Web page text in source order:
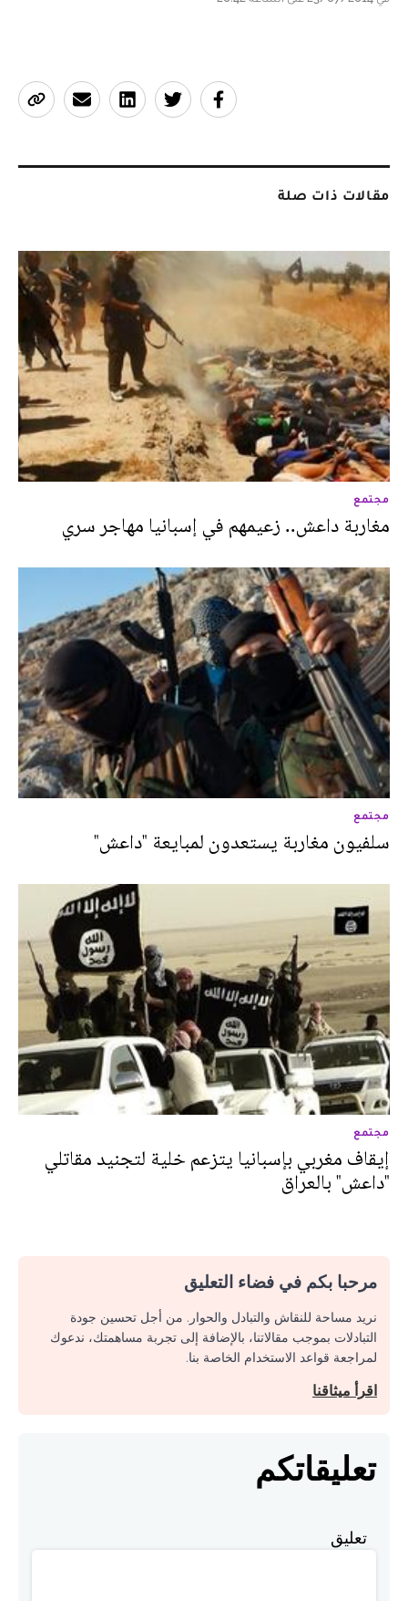
مقالات ذات صلة
مجتمع
مغاربة داعش.. زعيمهم في إسبانيا مهاجر سري
مجتمع
سلفيون مغاربة يستعدون لمبايعة "داعش"
مجتمع
إيقاف مغربي بإسبانيا يتزعم خلية لتجنيد مقاتلي
"داعش" بالعراق
مرحبا بكم في فضاء التعليق
نريد مساحة للنقاش والتبادل والحوار. من أجل تحسين جودة
التبادلات بموجب مقالاتنا، بالإضافة إلى تجربة مساهمتك، ندعوك
لمراجعة قواعد الاستخدام الخاصة بنا.
اقرأ ميثاقنا
تعليقاتكم
تعليق